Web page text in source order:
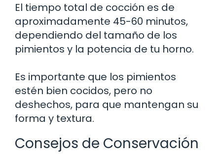
El tiempo total de cocción es de
aproximadamente 45-60 minutos,
dependiendo del tamaño de los
pimientos y la potencia de tu horno.
Es importante que los pimientos
estén bien cocidos, pero no
deshechos, para que mantengan su
forma y textura.
Consejos de Conservación